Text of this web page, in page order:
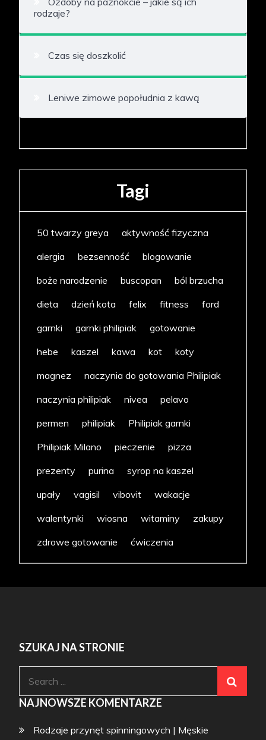
rodzaje?
Czas się doszkolić
Leniwe zimowe popołudnia z kawą
Tagi
50 twarzy greya
aktywność fizyczna
alergia
bezsenność
blogowanie
boże narodzenie
buscopan
ból brzucha
dieta
dzień kota felix fitness
ford
garnki
garnki philipiak
gotowanie
hebe
kaszel kawa kot
koty
magnez
naczynia do gotowania Philipiak
naczynia philipiak
nivea
pelavo
permen
philipiak
Philipiak garnki
Philipiak Milano
pieczenie
pizza
prezenty
purina
syrop na kaszel
upały
vagisil vibovit
wakacje
walentynki
wiosna witaminy
zakupy
zdrowe gotowanie
ćwiczenia
SZUKAJ NA STRONIE
NAJNOWSZE KOMENTARZE
Rodzaje przynęt spinningowych | Męskie